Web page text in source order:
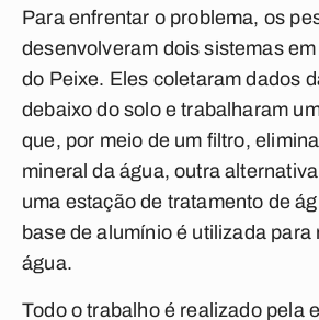
Para enfrentar o problema, os
desenvolveram dois sistemas
do Peixe. Eles coletaram dados
debaixo do solo e trabalharam
que, por meio de um filtro,
mineral da água, outra
uma estação de tratamento de
base de alumínio é utilizada para
água.
Todo o trabalho é realizado pela